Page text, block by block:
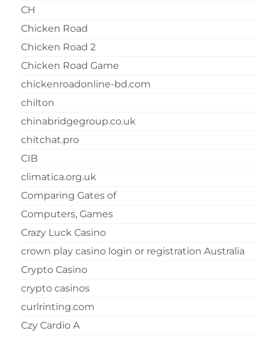
CH
Chicken Road
Chicken Road 2
Chicken Road Game
chickenroadonline-bd.com
chilton
chinabridgegroup.co.uk
chitchat.pro
CIB
climatica.org.uk
Comparing Gates of
Computers, Games
Crazy Luck Casino
crown play casino login or registration Australia
Crypto Casino
crypto casinos
curlrinting.com
Czy Cardio A